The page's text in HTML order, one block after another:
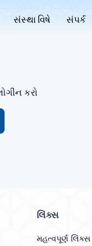
સંસ્થા વિષે સંપર્ક
કરો
લિંક્સ
મહત્વપૂર્ણ લિંક્સ